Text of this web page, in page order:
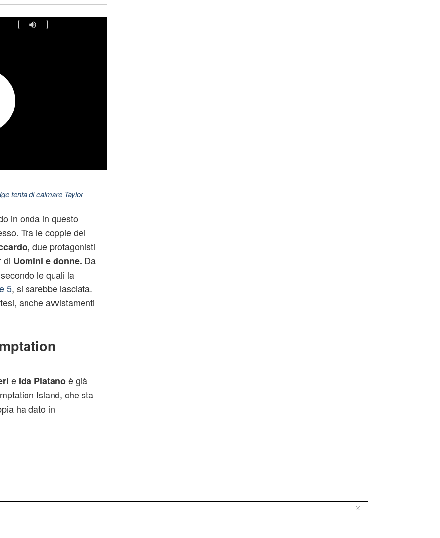
tenta di calmare Taylor
in onda in questo
Tra le coppie del
due protagonisti
di Uomini e donne. Da
le quali la
5, si sarebbe lasciata.
anche avvistamenti
e Ida Platanoè già
Island, che sta
ha dato in